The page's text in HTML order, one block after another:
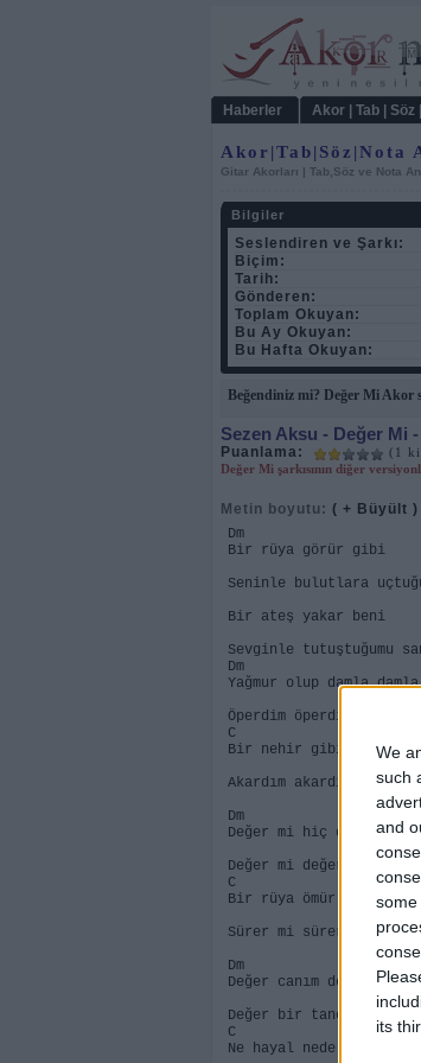
We
such
and
its
Haberler Akor | Tab | Söz
Akor|Tab|Söz|Nota
Gitar Akorları | Tab,Söz ve Nota
Bilgiler
Seslendiren ve Şarkı:
Biçim:
Tarih:
Gönderen:
Toplam Okuyan:
Bu Ay Okuyan:
Bu Hafta Okuyan:
Beğendiniz mi? Değer Mi Akor
Sezen Aksu - Değer Mi
Puanlama:
(1
Değer Mi şarkısının diğer
Metin boyutu: ( + Büyült )
Dm
Bir rüya görür gibi
Seninle bulutlara
Bir ateş yakar beni
Sevginle tutuştuğumu
Dm
Yağmur olup damla damla
Öperdim öperdim
C
Bir nehir gibi cağlar
Akardım akardım
Dm
Değer mi hiç değer mi
Değer mi değer mi
C
Bir rüya ömür boyu
Sürer mi sürer mi
Dm
Değer canım değer elbet
Değer bir tanem aşk
C
Ne hayal nede gerçek